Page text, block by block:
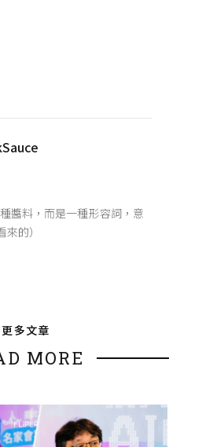
醬料，而是一種形容詞，意
的）
更多文章
MORE